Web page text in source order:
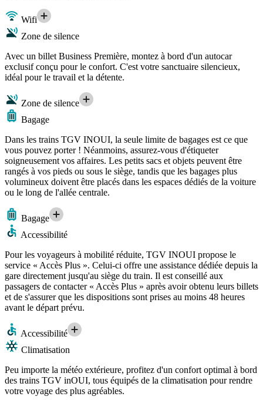
Wifi
Zone de silence
Avec un billet Business Première, montez à bord d'un autocar
exclusif conçu pour le confort. C'est votre sanctuaire silencieux,
idéal pour le travail et la détente.
Zone de silence
Bagage
Dans les trains TGV INOUI, la seule limite de bagages est ce que
vous pouvez porter ! Néanmoins, assurez-vous d'étiqueter
soigneusement vos affaires. Les petits sacs et objets peuvent être
rangés à vos pieds ou sous le siège, tandis que les bagages plus
volumineux doivent être placés dans les espaces dédiés de la voiture
ou le long de l'allée centrale.
Bagage
Accessibilité
Pour les voyageurs à mobilité réduite, TGV INOUI propose le
service « Accès Plus ». Celui-ci offre une assistance dédiée depuis la
gare directement jusqu'au siège du train. Il est conseillé aux
passagers de contacter « Accès Plus » après avoir obtenu leurs billets
et de s'assurer que les dispositions sont prises au moins 48 heures
avant le départ prévu.
Accessibilité
Climatisation
Peu importe la météo extérieure, profitez d'un confort optimal à bord
des trains TGV inOUI, tous équipés de la climatisation pour rendre
votre voyage des plus agréables.